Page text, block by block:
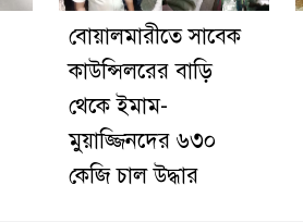
বোয়ালমারীতে সাবেক
কাউন্সিলরের বাড়ি
থেকে ইমাম-
মুয়াজ্জিনদের ৬৩০
কেজি চাল উদ্ধার